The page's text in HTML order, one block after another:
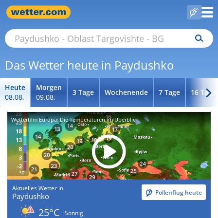
Das Wetter heute in Paydushko
Heute
08.08.
Morgen
09.08.
3 Tage Wochenende 7 Tage 16 Tage
Wetterfilm Europa: Die Temperaturen im Überblick
Aktuelles Wetter in
Paydushko Pollenflug heute
25°C
Sonnig